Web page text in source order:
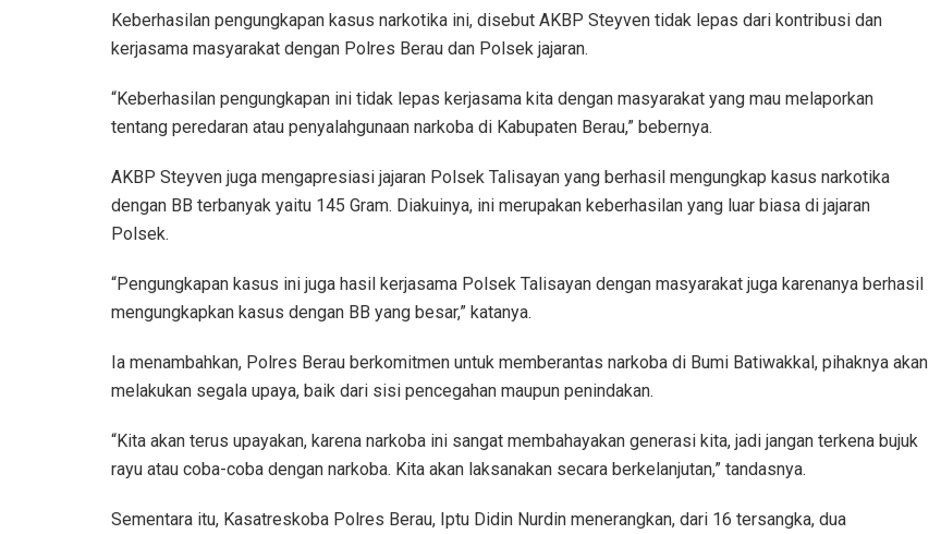
Keberhasilan pengungkapan kasus narkotika ini, disebut AKBP Steyven tidak lepas dari kontribusi dan
kerjasama masyarakat dengan Polres Berau dan Polsek jajaran.
“Keberhasilan pengungkapan ini tidak lepas kerjasama kita dengan masyarakat yang mau melaporkan
tentang peredaran atau penyalahgunaan narkoba di Kabupaten Berau,” bebernya.
AKBP Steyven juga mengapresiasi jajaran Polsek Talisayan yang berhasil mengungkap kasus narkotika
dengan BB terbanyak yaitu 145 Gram. Diakuinya, ini merupakan keberhasilan yang luar biasa di jajaran
Polsek.
“Pengungkapan kasus ini juga hasil kerjasama Polsek Talisayan dengan masyarakat juga karenanya berhasil
mengungkapkan kasus dengan BB yang besar,” katanya.
Ia menambahkan, Polres Berau berkomitmen untuk memberantas narkoba di Bumi Batiwakkal, pihaknya akan
melakukan segala upaya, baik dari sisi pencegahan maupun penindakan.
“Kita akan terus upayakan, karena narkoba ini sangat membahayakan generasi kita, jadi jangan terkena bujuk
rayu atau coba-coba dengan narkoba. Kita akan laksanakan secara berkelanjutan,” tandasnya.
Sementara itu, Kasatreskoba Polres Berau, Iptu Didin Nurdin menerangkan, dari 16 tersangka, dua